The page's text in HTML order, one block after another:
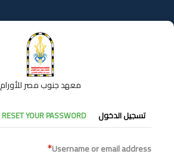
إلى
المحتوى
معهد جنوب مصر للأورام
التبويبات
الأساسية
تسجيل الدخول RESET YOUR PASSWORD
Username or email address